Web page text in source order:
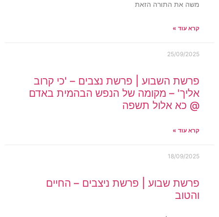
משה את התורה הזאת
קרא עוד »
25/09/2025
פרשת השבוע | פרשת נצבים – 'כי קרוב
אליך' – מקומה של הנפש הבהמית באדם
@ כא אלול תשפה
קרא עוד »
18/09/2025
פרשת שבוע | פרשת ניצבים – החיים
והטוב